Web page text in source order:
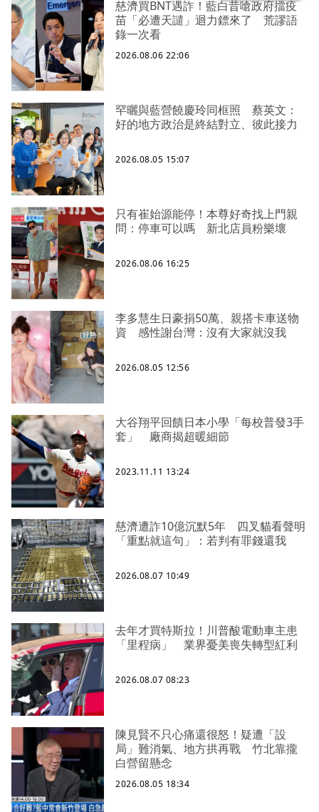
慈濟買BNT遇詐！藍白昔嗆政府擋疫
苗「必遭天譴」迴力鏢來了 荒謬語
錄一次看
2026.08.06 22:06
罕曬與藍營饒慶玲同框照 蔡英文：
好的地方政治是終結對立、彼此接力
2026.08.05 15:07
只有崔始源能停！本尊好奇找上門親
問：停車可以嗎 新北店員粉樂壞
2026.08.06 16:25
李多慧生日豪捐50萬、親搭卡車送物
資 感性謝台灣：沒有大家就沒我
2026.08.05 12:56
大谷翔平回饋日本小學「每校普發3手
套」 廠商揭超暖細節
2023.11.11 13:24
慈濟遭詐10億沉默5年 四叉貓看聲明
「重點就這句」：若判有罪錢還我
2026.08.07 10:49
去年才買特斯拉！川普酸電動車主患
「里程病」 業界憂美喪失轉型紅利
2026.08.07 08:23
陳見賢不只心痛還很怒！疑遭「設
局」難消氣、地方拱再戰 竹北靠攏
白營留懸念
2026.08.05 18:34